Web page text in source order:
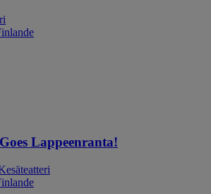
Lappeenranta!